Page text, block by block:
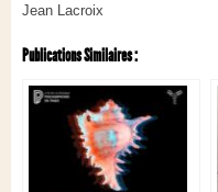
Jean Lacroix
Publications Similaires :